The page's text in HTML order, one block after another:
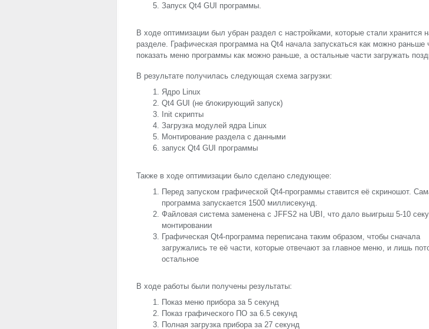
Запуск Qt4GUI программы.
В ходе оптимизации был убран раздел с настройками, которые стали хранится
разделе. Графическая программа на Qt4 начала запускаться как можно раньше
показать меню программы как можно раньше, а остальные части загружать
В результате получилась следующая схема загрузки:
Ядро Linux
Qt4GUI (не блокирующий запуск)
Init скрипты
Загрузка модулей ядра Linux
Монтирование раздела с данными
запуск Qt4GUI программы
Также в ходе оптимизации было сделано следующее:
Перед запуском графической Qt4-программы ставится её скриношот.
программа запускается 1500 миллисекунд.
Файловая система заменена с JFFS2 на UBI , что дало выигрыш 5-10
монтировании
Графическая Qt4-программа переписана таким образом, чтобы сначала
загружались те её части, которые отвечают за главное меню, и лишь
остальное
В ходе работы были получены результаты:
Показ меню прибора за 5 секунд
Показ графического ПО за 6.5 секунд
Полная загрузка прибора за 27 секунд